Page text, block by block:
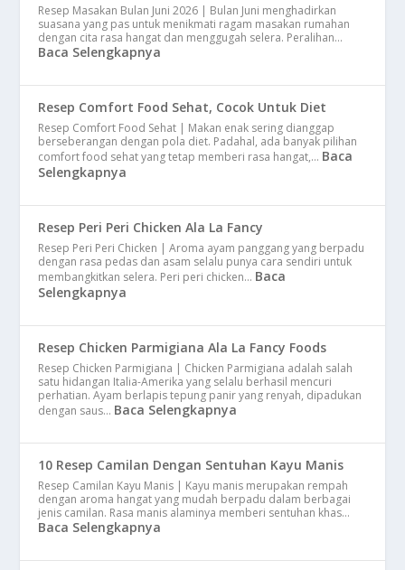
Resep Masakan Bulan Juni 2026 | Bulan Juni menghadirkan
suasana yang pas untuk menikmati ragam masakan rumahan
dengan cita rasa hangat dan menggugah selera. Peralihan…
Baca Selengkapnya
Resep Comfort Food Sehat, Cocok Untuk Diet
Resep Comfort Food Sehat | Makan enak sering dianggap
berseberangan dengan pola diet. Padahal, ada banyak pilihan
comfort food sehat yang tetap memberi rasa hangat,… Baca
Selengkapnya
Resep Peri Peri Chicken Ala La Fancy
Resep Peri Peri Chicken | Aroma ayam panggang yang berpadu
dengan rasa pedas dan asam selalu punya cara sendiri untuk
membangkitkan selera. Peri peri chicken… Baca
Selengkapnya
Resep Chicken Parmigiana Ala La Fancy Foods
Resep Chicken Parmigiana | Chicken Parmigiana adalah salah
satu hidangan Italia-Amerika yang selalu berhasil mencuri
perhatian. Ayam berlapis tepung panir yang renyah, dipadukan
dengan saus… Baca Selengkapnya
10 Resep Camilan Dengan Sentuhan Kayu Manis
Resep Camilan Kayu Manis | Kayu manis merupakan rempah
dengan aroma hangat yang mudah berpadu dalam berbagai
jenis camilan. Rasa manis alaminya memberi sentuhan khas…
Baca Selengkapnya